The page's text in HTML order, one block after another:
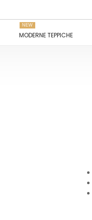
MODERNE TEPPICHE
NEW